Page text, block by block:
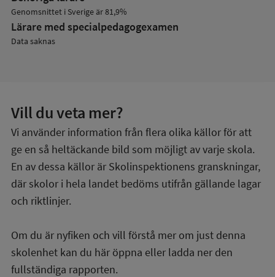
Genomsnittet i Sverige är 81,9%
Lärare med specialpedagog­examen
Data saknas
Vill du veta mer?
Vi använder information från flera olika källor för att
ge en så heltäckande bild som möjligt av varje skola.
En av dessa källor är Skolinspektionens granskningar,
där skolor i hela landet bedöms utifrån gällande lagar
och riktlinjer.
Om du är nyfiken och vill förstå mer om just denna
skolenhet kan du här öppna eller ladda ner den
fullständiga rapporten.